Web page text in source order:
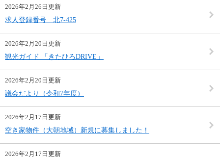
2026年2月26日更新
求人登録番号 北7-425
2026年2月20日更新
観光ガイド 「きたひろDRIVE」
2026年2月20日更新
議会だより（令和7年度）
2026年2月17日更新
空き家物件（大朝地域）新規に募集しました！
2026年2月17日更新